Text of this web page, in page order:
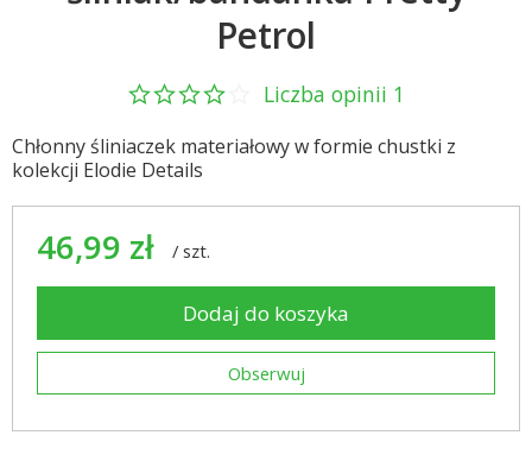
Petrol
Liczba opinii 1
Chłonny śliniaczek materiałowy w formie chustki z
kolekcji Elodie Details
46,99 zł / szt.
Dodaj do koszyka
Obserwuj